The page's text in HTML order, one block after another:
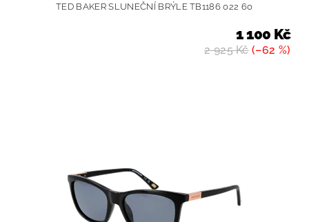
TED BAKER SLUNEČNÍ BRÝLE TB1186 022 60
2 925 Kč(–62 %)
1 100 Kč